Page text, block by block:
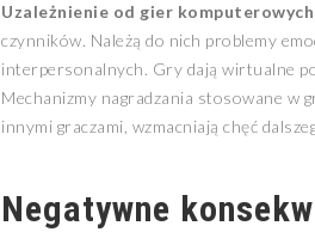
Uzależnienie od gier komputerowych
czynników. Należą do nich problemy
interpersonalnych. Gry dają wirtualne
Mechanizmy nagradzania stosowane w
innymi graczami, wzmacniają chęć
Negatywne